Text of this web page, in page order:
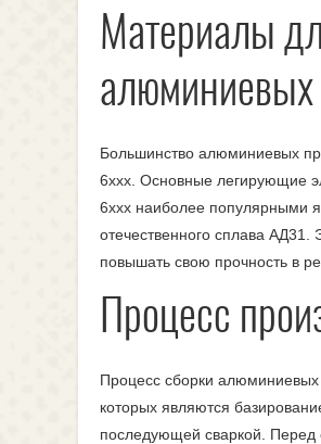
Материалы
алюминиевых
Большинство алюминиевых
6ххх. Основные легирующие
6ххх наиболее популярными
отечественного сплава
повышать свою прочность в
Процесс
Процесс сборки алюминиевых
которых являются
последующей сваркой. Перед